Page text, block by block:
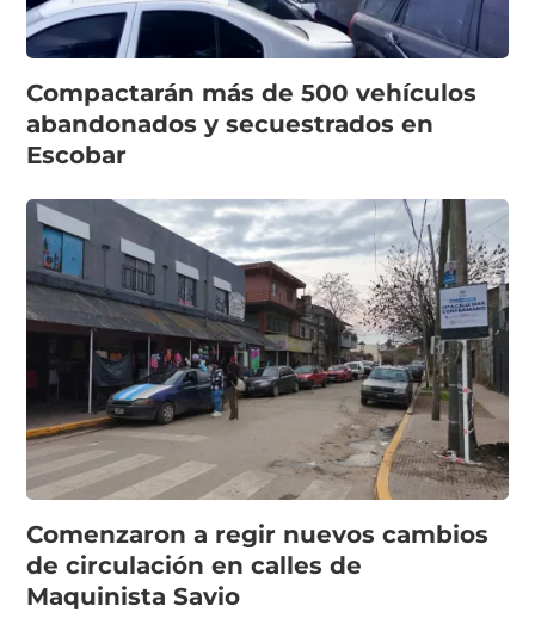
Compactarán más de 500 vehículos
abandonados y secuestrados en
Escobar
Comenzaron a regir nuevos cambios
de circulación en calles de
Maquinista Savio